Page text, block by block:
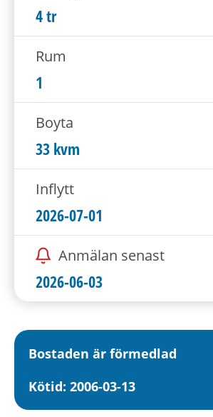
n
t
4 tr
Rum
1
Boyta
33 kvm
Inflytt
2026-07-01
Anmälan senast
2026-06-03
Bostaden är förmedlad
Kötid: 2006-03-13